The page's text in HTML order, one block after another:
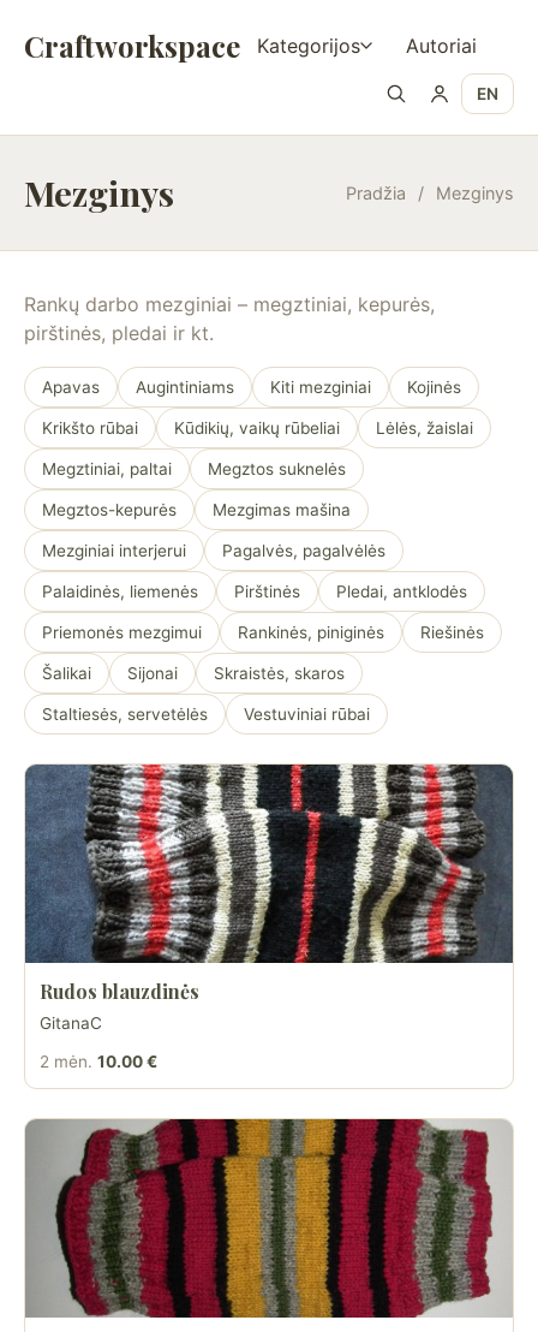
Craftworkspace Kategorijos Autoriai
EN
Mezginys Pradžia / Mezginys
Rankų darbo mezginiai – megztiniai, kepurės,
pirštinės, pledai ir kt.
Apavas Augintiniams Kiti mezginiai Kojinės
Krikšto rūbai Kūdikių, vaikų rūbeliai Lėlės, žaislai
Megztiniai, paltai Megztos suknelės
Megztos-kepurės Mezgimas mašina
Mezginiai interjerui Pagalvės, pagalvėlės
Palaidinės, liemenės Pirštinės Pledai, antklodės
Priemonės mezgimui Rankinės, piniginės Riešinės
Šalikai Sijonai Skraistės, skaros
Staltiesės, servetėlės Vestuviniai rūbai
Rudos blauzdinės
GitanaC
2 mėn. 10.00 €